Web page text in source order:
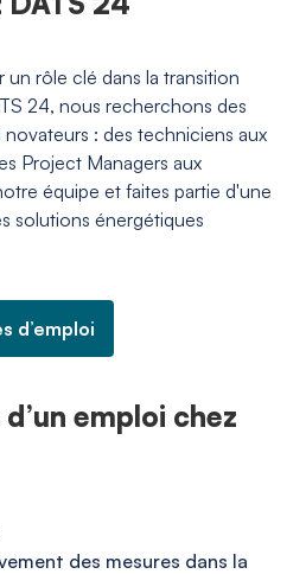
un rôle clé dans la transition
24, nous recherchons des
: des techniciens aux
Project Managers aux
équipe et faites partie d'une
solutions énergétiques
d’emploi
emploi chez
des mesures dans la